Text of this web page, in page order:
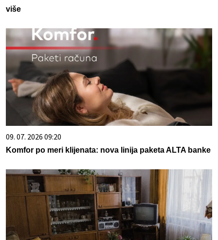
više
09. 07. 2026 09:20
Komfor po meri klijenata: nova linija paketa ALTA banke